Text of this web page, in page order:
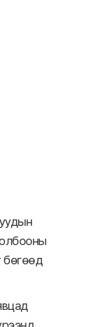
бөгөөд